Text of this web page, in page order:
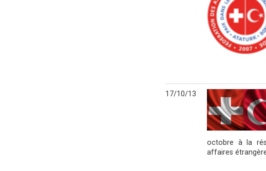
17/10/13
octobre à la
affaires